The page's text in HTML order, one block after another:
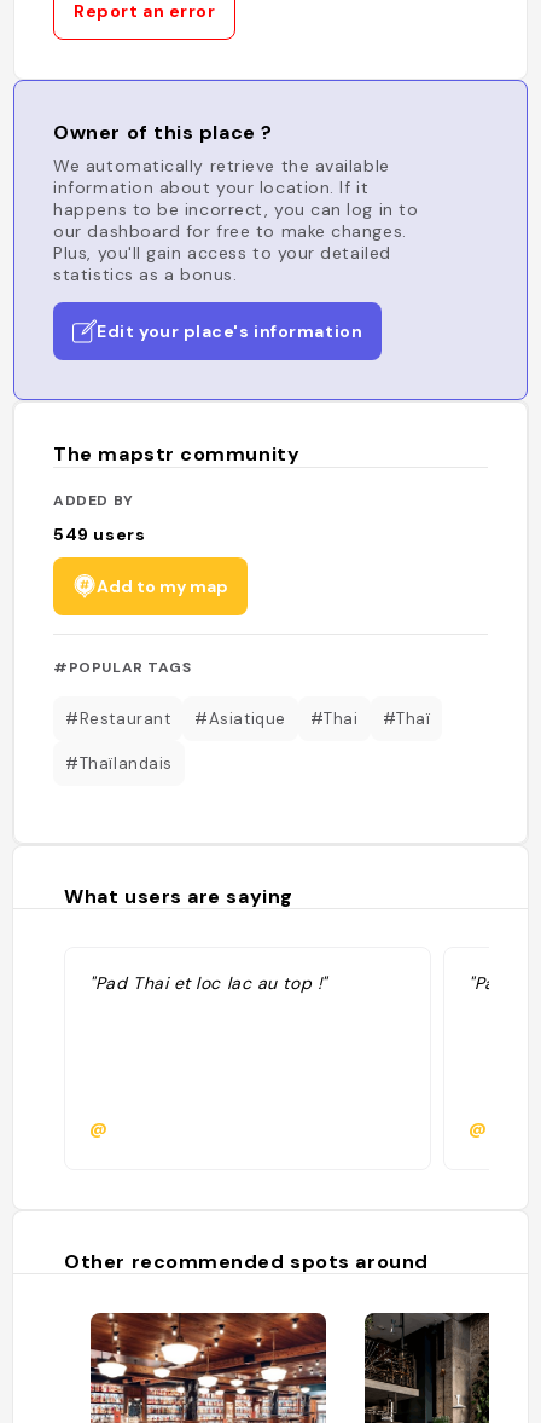
Report an error
Owner of this place ?
We automatically retrieve the available
information about your location. If it
happens to be incorrect, you can log in to
our dashboard for free to make changes.
Plus, you'll gain access to your detailed
statistics as a bonus.
Edit your place's information
The mapstr community
ADDED BY
549 users
Add to my map
#POPULAR TAGS
#Restaurant #Asiatique #Thai #Thaï
#Thaïlandais
What users are saying
"Pad Thai et loc lac au top !"
@
"Pad
@
Other recommended spots around